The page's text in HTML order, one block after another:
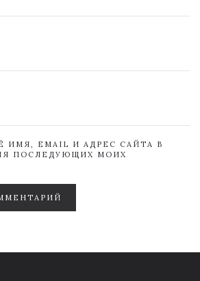
ИМЯ, EMAIL И АДРЕС САЙТА В
ПОСЛЕДУЮЩИХ МОИХ